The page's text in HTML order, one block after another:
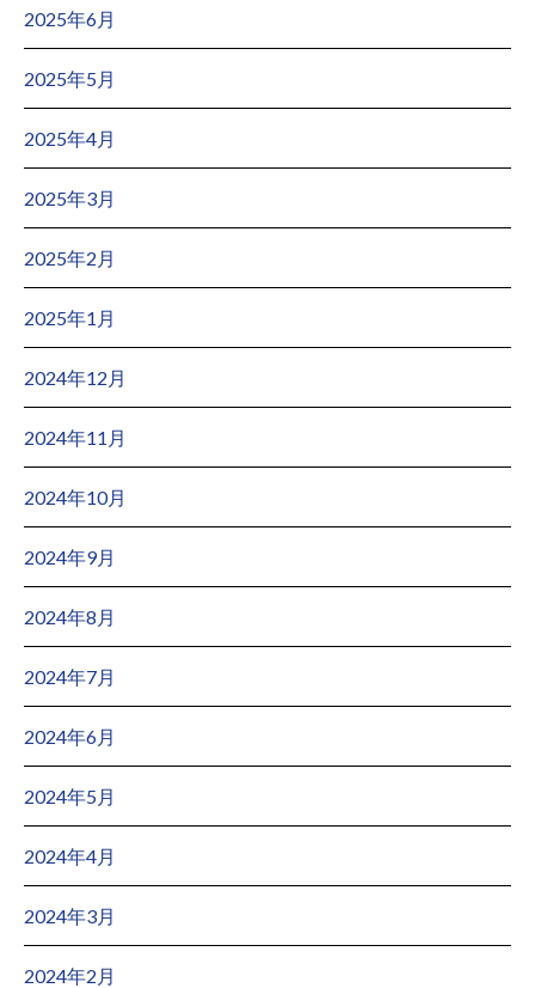
2025年6月
2025年5月
2025年4月
2025年3月
2025年2月
2025年1月
2024年12月
2024年11月
2024年10月
2024年9月
2024年8月
2024年7月
2024年6月
2024年5月
2024年4月
2024年3月
2024年2月